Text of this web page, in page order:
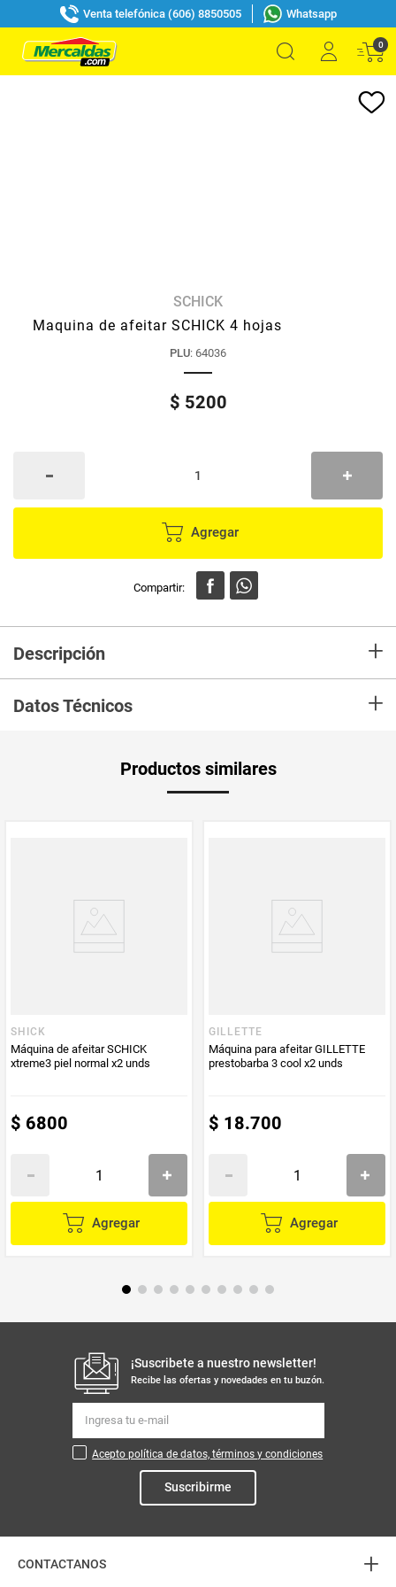
Venta telefónica (606) 8850505 Whatsapp
0
SCHICK
Maquina de afeitar SCHICK 4 hojas
PLU: 64036
$ 5200
Agregar
Descripción +
Datos Técnicos +
Producto (kg)
Productos similares
SHICK
Máquina de afeitar SCHICK
xtreme3 piel normal x2 unds
$ 6800
Agregar
GILLETTE
Máquina para afeitar GILLETTE
prestobarba 3 cool x2 unds
$ 18.700
Agregar
¡Suscribete a nuestro newsletter!
Recibe las ofertas y novedades en tu buzón.
Acepto política de datos, términos y condiciones
Suscribirme
CONTACTANOS +